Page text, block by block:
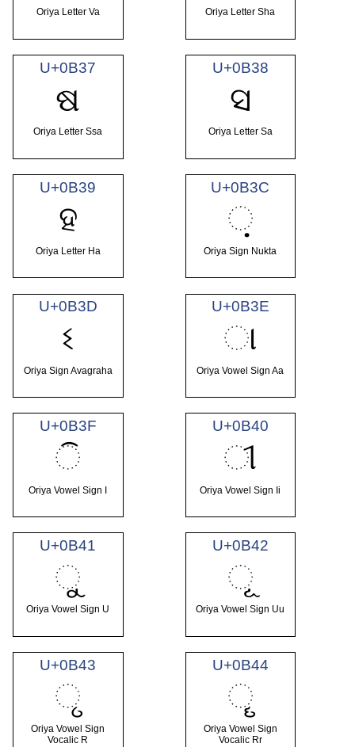
Oriya Letter Va Oriya Letter Sha
U+0B37
ଷ
Oriya Letter Ssa
U+0B38
ସ
Oriya Letter Sa
U+0B39
ହ
Oriya Letter Ha
U+0B3C
଼
Oriya Sign Nukta
U+0B3D
ଽ
Oriya Sign Avagraha
U+0B3E
ା
Oriya Vowel Sign Aa
U+0B3F
ି
Oriya Vowel Sign I
U+0B40
ୀ
Oriya Vowel Sign Ii
U+0B41
ୁ
Oriya Vowel Sign U
U+0B42
ୂ
Oriya Vowel Sign Uu
U+0B43
ୃ
Oriya Vowel Sign
Vocalic R
U+0B44
ୄ
Oriya Vowel Sign
Vocalic Rr